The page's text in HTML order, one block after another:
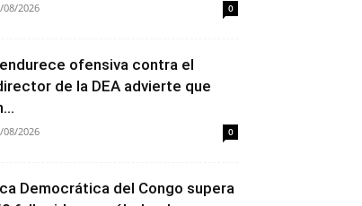
08/2026 0
endurece ofensiva contra el
de la DEA advierte que
08/2026 0
Democrática del Congo supera